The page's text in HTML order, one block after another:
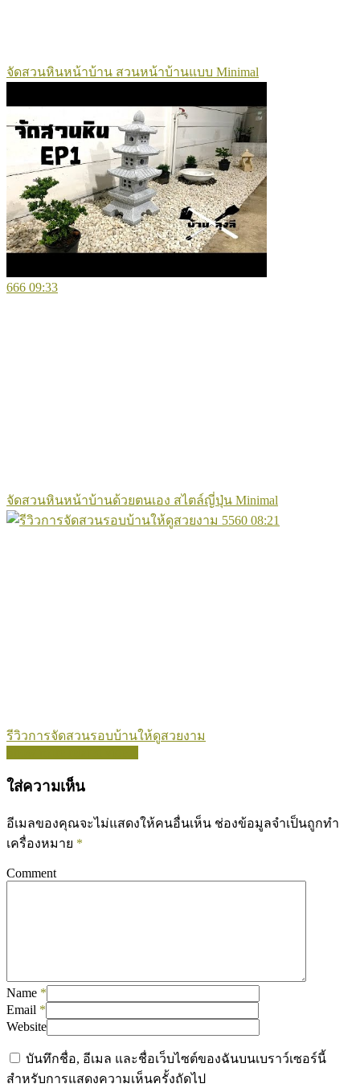
จัดสวนหินหน้าบ้าน สวนหน้าบ้านแบบ Minimal
666 09:33
จัดสวนหินหน้าบ้านด้วยตนเอง สไตล์ญี่ปุ่น Minimal
5560 08:21
รีวิวการจัดสวนรอบบ้านให้ดูสวยงาม
ใส่ความเห็น
อีเมลของคุณจะไม่แสดงให้คนอื่นเห็น ช่องข้อมูลจำเป็นถูกทำ
เครื่องหมาย *
Comment
Name *
Email *
Website
บันทึกชื่อ, อีเมล และชื่อเว็บไซต์ของฉันบนเบราว์เซอร์นี้
สำหรับการแสดงความเห็นครั้งถัดไป